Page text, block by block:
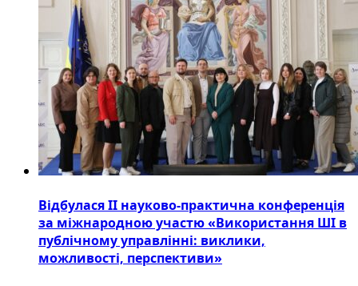
Відбулася ІІ науково-практична конференція
за міжнародною участю «Використання ШІ в
публічному управлінні: виклики,
можливості, перспективи»